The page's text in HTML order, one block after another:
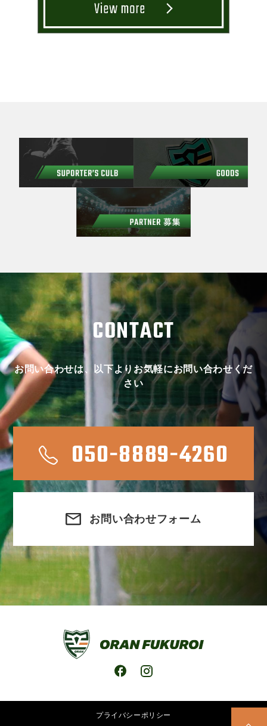
CONTACT
お問い合わせは、以下よりお気軽にお問い合わせくだ
さい
050-8889-4260
お問い合わせフォーム
プライバシーポリシー